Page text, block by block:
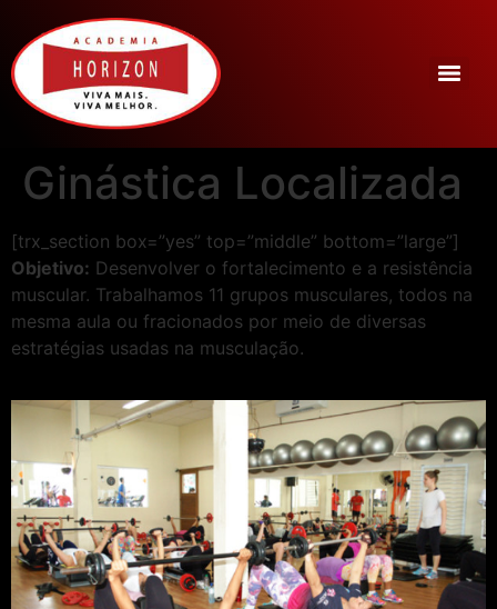
Ginástica Localizada
[trx_section box=”yes” top=”middle” bottom=”large”]
Objetivo: Desenvolver o fortalecimento e a resistência
muscular. Trabalhamos 11 grupos musculares, todos na
mesma aula ou fracionados por meio de diversas
estratégias usadas na musculação.